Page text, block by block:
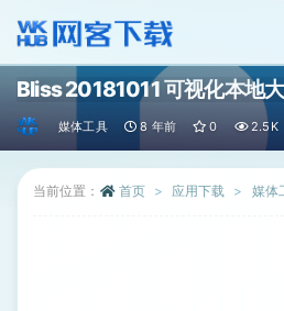
Bliss 20181011 可视化本地
媒体工具 8 年前 0 2.5K
当前位置： 首页 应用下载 媒体
全部